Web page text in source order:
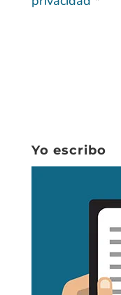
Yo escribo